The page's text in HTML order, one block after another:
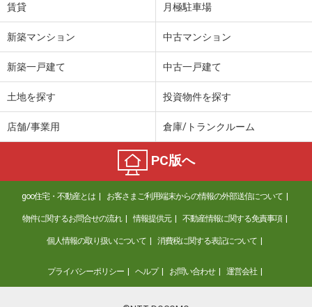
賃貸 月極駐車場
新築マンション 中古マンション
新築一戸建て 中古一戸建て
土地を探す 投資物件を探す
店舗/事業用 倉庫/トランクルーム
PC版へ
goo住宅・不動産とは お客さまご利用端末からの情報の外部送信について
物件に関するお問合せの流れ 情報提供元 不動産情報に関する免責事項
個人情報の取り扱いについて 消費税に関する表記について
プライバシーポリシー ヘルプ お問い合わせ 運営会社